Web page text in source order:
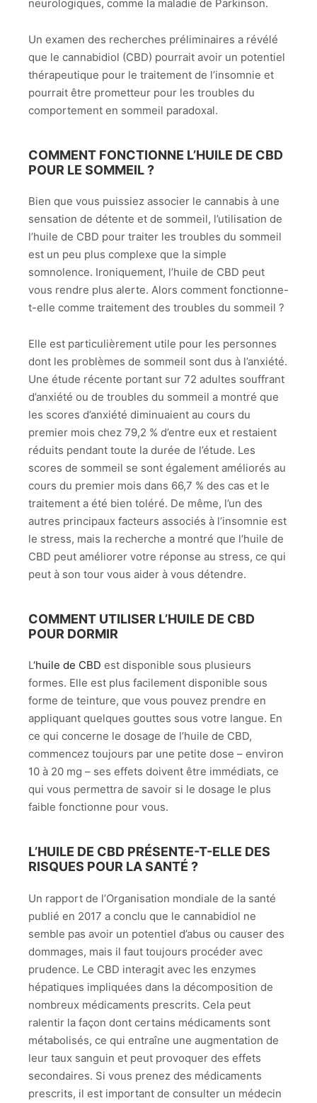
neurologiques, comme la maladie de Parkinson.
Un examen des recherches préliminaires a révélé
que le cannabidiol (CBD) pourrait avoir un potentiel
thérapeutique pour le traitement de l’insomnie et
pourrait être prometteur pour les troubles du
comportement en sommeil paradoxal.
COMMENT FONCTIONNE L’HUILE DE CBD
POUR LE SOMMEIL ?
Bien que vous puissiez associer le cannabis à une
sensation de détente et de sommeil, l’utilisation de
l’huile de CBD pour traiter les troubles du sommeil
est un peu plus complexe que la simple
somnolence. Ironiquement, l’huile de CBD peut
vous rendre plus alerte. Alors comment fonctionne-
t-elle comme traitement des troubles du sommeil ?
Elle est particulièrement utile pour les personnes
dont les problèmes de sommeil sont dus à l’anxiété.
Une étude récente portant sur 72 adultes souffrant
d’anxiété ou de troubles du sommeil a montré que
les scores d’anxiété diminuaient au cours du
premier mois chez 79,2 % d’entre eux et restaient
réduits pendant toute la durée de l’étude. Les
scores de sommeil se sont également améliorés au
cours du premier mois dans 66,7 % des cas et le
traitement a été bien toléré. De même, l’un des
autres principaux facteurs associés à l’insomnie est
le stress, mais la recherche a montré que l’huile de
CBD peut améliorer votre réponse au stress, ce qui
peut à son tour vous aider à vous détendre.
COMMENT UTILISER L’HUILE DE CBD
POUR DORMIR
L‘huile de CBD est disponible sous plusieurs
formes. Elle est plus facilement disponible sous
forme de teinture, que vous pouvez prendre en
appliquant quelques gouttes sous votre langue. En
ce qui concerne le dosage de l’huile de CBD,
commencez toujours par une petite dose – environ
10 à 20 mg – ses effets doivent être immédiats, ce
qui vous permettra de savoir si le dosage le plus
faible fonctionne pour vous.
L’HUILE DE CBD PRÉSENTE-T-ELLE DES
RISQUES POUR LA SANTÉ ?
Un rapport de l’Organisation mondiale de la santé
publié en 2017 a conclu que le cannabidiol ne
semble pas avoir un potentiel d’abus ou causer des
dommages, mais il faut toujours procéder avec
prudence. Le CBD interagit avec les enzymes
hépatiques impliquées dans la décomposition de
nombreux médicaments prescrits. Cela peut
ralentir la façon dont certains médicaments sont
métabolisés, ce qui entraîne une augmentation de
leur taux sanguin et peut provoquer des effets
secondaires. Si vous prenez des médicaments
prescrits, il est important de consulter un médecin